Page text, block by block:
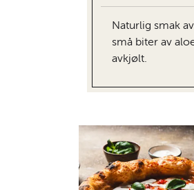
Naturlig smak
små biter av
avkjølt.